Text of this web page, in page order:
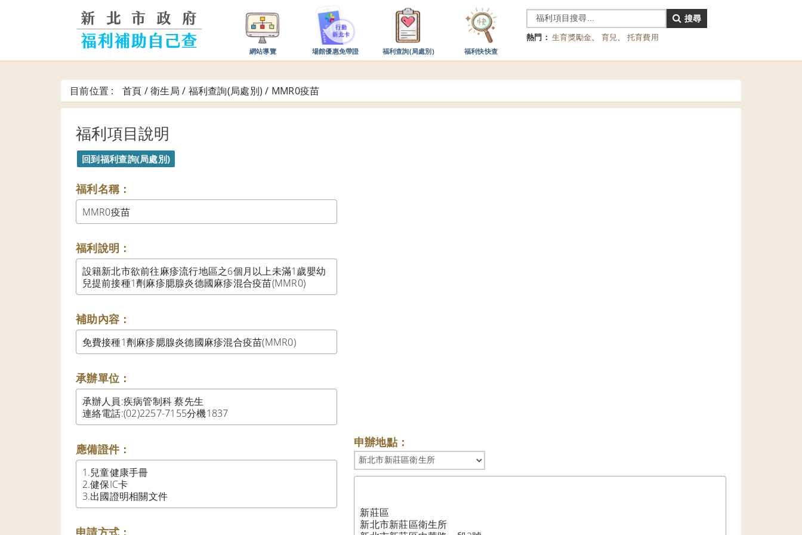
網站導覽 場館優惠免帶證 福利查詢(局處別) 福利快快查
搜尋
熱門： 生育獎勵金、 育兒、 托育費用
目前位置 : 首頁 / 衛生局 / 福利查詢(局處別) / MMR0疫苗
福利項目說明
福利名稱：
MMR0疫苗
福利說明：
設籍新北市欲前往麻疹流行地區之6個月以上未滿1歲嬰幼
兒提前接種1劑麻疹腮腺炎德國麻疹混合疫苗(MMR0)
補助內容：
免費接種1劑麻疹腮腺炎德國麻疹混合疫苗(MMR0)
承辦單位：
承辦人員:疾病管制科 蔡先生
連絡電話:(02)2257-7155分機1837
應備證件：
1.兒童健康手冊
2.健保IC卡
3.出國證明相關文件
申請方式：
申辦地點：
新莊區
新北市新莊區衛生所